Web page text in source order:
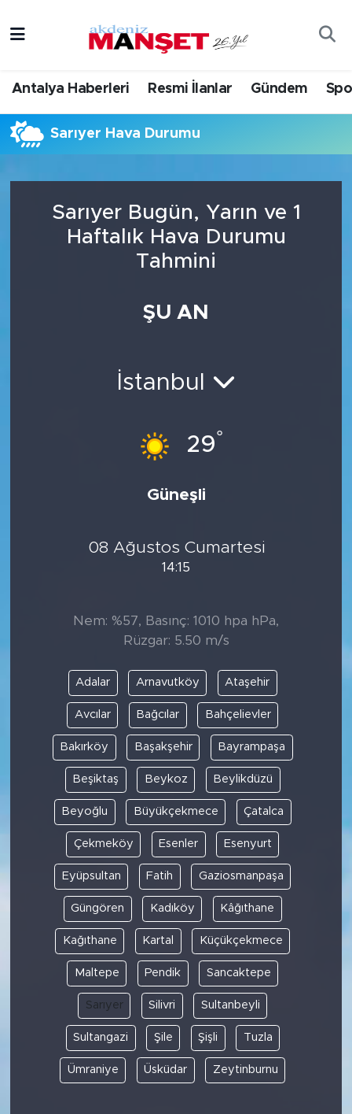
Antalya Haberleri Resmi İlanlar Gündem
Sarıyer Hava Durumu
Sarıyer Bugün, Yarın ve 1
Haftalık Hava Durumu
Tahmini
ŞU AN
İstanbul
29°
Güneşli
08 Ağustos Cumartesi
14:15
Nem: %57, Basınç: 1010 hpa hPa,
Rüzgar: 5.50 m/s
Adalar Arnavutköy Ataşehir
Avcılar Bağcılar Bahçelievler
Bakırköy Başakşehir Bayrampaşa
Beşiktaş Beykoz Beylikdüzü
Beyoğlu Büyükçekmece Çatalca
Çekmeköy Esenler Esenyurt
Eyüpsultan Fatih Gaziosmanpaşa
Güngören Kadıköy Kâğıthane
Kağıthane Kartal Küçükçekmece
Maltepe Pendik Sancaktepe
Sarıyer Silivri Sultanbeyli
Sultangazi Şile Şişli Tuzla
Ümraniye Üsküdar Zeytinburnu
Bilim & Teknoloji
Eğitim
Ekonomi
Güncel
Turizm
Antalya Hava Durumu
Antalya Namaz Vakitleri
Antalya Trafik Yoğunluk Haritası
Süper Lig Puan Durumu ve Fikstür
Tüm Manşetler